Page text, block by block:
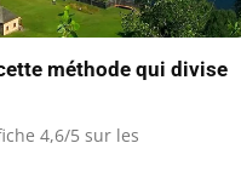
méthode qui divise
4,6/5 sur les